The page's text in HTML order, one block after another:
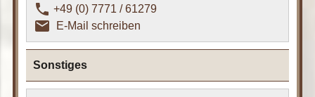
phone +49 (0) 7771 / 61279
email_outline
E-Mail schreiben
Sonstiges